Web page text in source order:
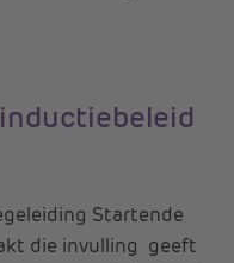
Startende
die invulling geeft